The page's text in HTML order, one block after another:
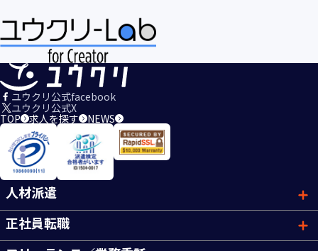
ユウクリ公式facebook
ユウクリ公式X
TOP 求人を探す NEWS
人材派遣
正社員転職